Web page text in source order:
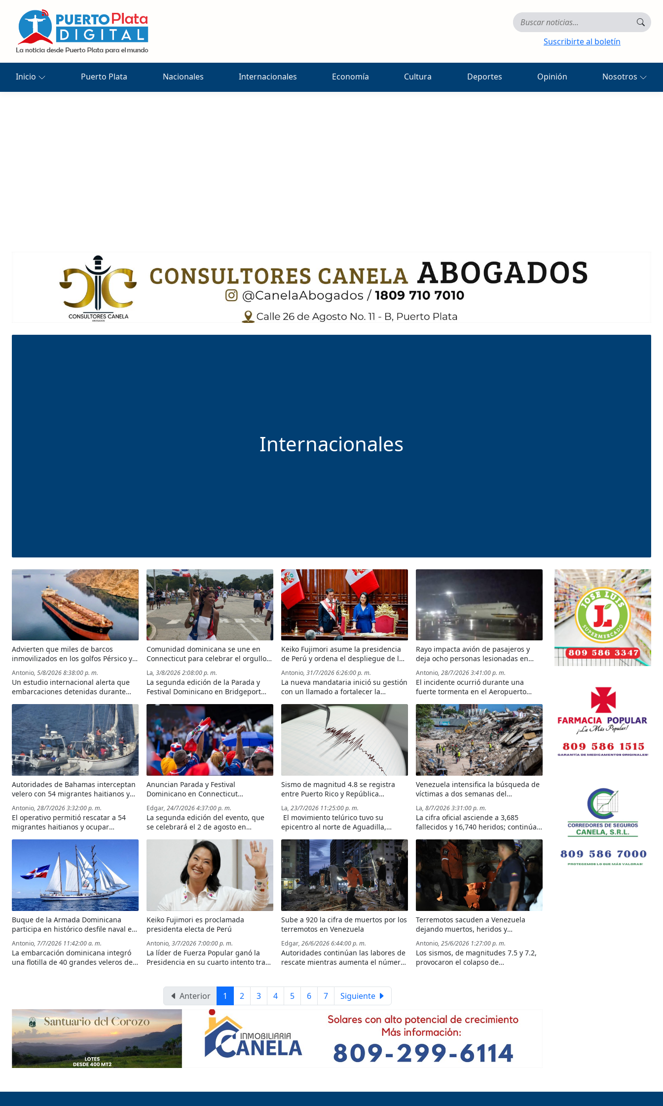
Suscribirte al boletín
Inicio Puerto Plata Nacionales Internacionales Economía Cultura Deportes Opinión Nosotros
Internacionales
Internacionales
Advierten que miles de barcos
inmovilizados en los golfos Pérsico y
de Omán podrían desatar una
“invasión marina” a escala mundial
Antonio, 5/8/2026 8:38:00 p. m.
Un estudio internacional alerta que
embarcaciones detenidas durante
propagación de especies marinas
invasoras hacia distintos océanos.
Comunidad dominicana se une en
Connecticut para celebrar el orgullo y
La, 3/8/2026 2:08:00 p. m.
La segunda edición de la Parada y
Festival Dominicano en Bridgeport
unos 20 mil dominicanos de la zona
triestatal.
Keiko Fujimori asume la presidencia
de Perú y ordena el despliegue de las
Fuerzas Armadas contra el crimen
organizado
Antonio, 31/7/2026 6:26:00 p. m.
La nueva mandataria inició su gestión
con un llamado a fortalecer la
militar para apoyar la lucha contra el
crimen organizado en todo el
territorio peruano.
Rayo impacta avión de pasajeros y
deja ocho personas lesionadas en
Venezuela
Antonio, 28/7/2026 3:41:00 p. m.
El incidente ocurrió durante una
fuerte tormenta en el Aeropuerto
ciudad de Valencia.
Autoridades de Bahamas interceptan
velero con 54 migrantes haitianos y
ocupan varios paquetes de drogas
Antonio, 28/7/2026 3:32:00 p. m.
El operativo permitió rescatar a 54
migrantes haitianos y ocupar
durante una operación conjunta.
Anuncian Parada y Festival
Dominicano en Connecticut
dedicados a Puerto Plata
Edgar, 24/7/2026 4:37:00 p. m.
La segunda edición del evento, que
se celebrará el 2 de agosto en
histórica y cultural de Puerto Plata y
espera reunir a más de 70 mil
personas de la diáspora dominicana.
Sismo de magnitud 4.8 se registra
entre Puerto Rico y República
La, 23/7/2026 11:25:00 p. m.
El movimiento telúrico tuvo su
epicentro al norte de Aguadilla,
zonas de la isla y República
Dominicana; organismos de
monitoreo mantienen vigilancia sobre
la actividad sísmica de la región.
Venezuela intensifica la búsqueda de
víctimas a dos semanas del
La, 8/7/2026 3:31:00 p. m.
La cifra oficial asciende a 3,685
fallecidos y 16,740 heridos; continúan
escombros en La Guaira, el estado
más golpeado por la tragedia.
Buque de la Armada Dominicana
participa en histórico desfile naval en
la Independencia de Estados Unidos
Antonio, 7/7/2026 11:42:00 a. m.
La embarcación dominicana integró
una flotilla de 40 grandes veleros de
la bandera nacional en alto.
Keiko Fujimori es proclamada
presidenta electa de Perú
Antonio, 3/7/2026 7:00:00 p. m.
La líder de Fuerza Popular ganó la
Presidencia en su cuarto intento tras
vuelta electoral.
Sube a 920 la cifra de muertos por los
terremotos en Venezuela
Edgar, 26/6/2026 6:44:00 p. m.
Autoridades continúan las labores de
rescate mientras aumenta el número
Terremotos sacuden a Venezuela
dejando muertos, heridos y
Antonio, 25/6/2026 1:27:00 p. m.
Los sismos, de magnitudes 7.5 y 7.2,
provocaron el colapso de
Anterior 1 2 3 4 5 6 7 Siguiente